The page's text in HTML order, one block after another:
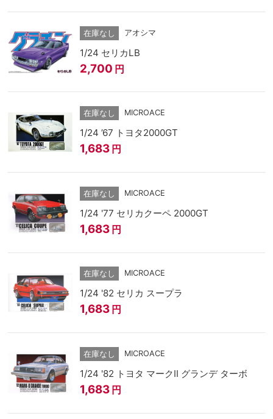
在庫なし アオシマ
1/24 セリカLB
2,700 円
在庫なし MICROACE
1/24 ’67 トヨタ2000GT
1,683 円
在庫なし MICROACE
1/24 '77 セリカクーペ 2000GT
1,683 円
在庫なし MICROACE
1/24 '82 セリカ スープラ
1,683 円
在庫なし MICROACE
1/24 '82 トヨタ マークⅡ グランデ ターボ
1,683 円